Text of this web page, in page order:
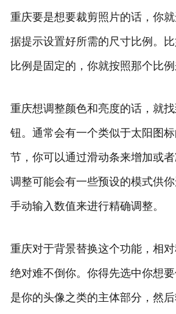
重庆要是想要裁剪照片的话，你
据提示设置好所需的尺寸比例。
比例是固定的，你就按照那个比例
重庆想调整颜色和亮度的话，就
钮。通常会有一个类似于太阳图
节，你可以通过滑动条来增加或
调整可能会有一些预设的模式供
手动输入数值来进行精确调整。
重庆对于背景替换这个功能，相
绝对难不倒你。你得先选中你想
是你的头像之类的主体部分，然